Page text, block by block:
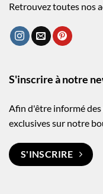
Retrouvez toutes nos
S'inscrire à notre
Afin d'être informé
exclusives sur notre
S'INSCRIRE